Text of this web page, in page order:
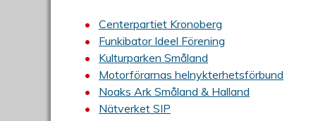
Centerpartiet Kronoberg
Funkibator Ideel Förening
Kulturparken Småland
Motorförarnas helnykterhetsförbund
Noaks Ark Småland & Halland
Nätverket SIP